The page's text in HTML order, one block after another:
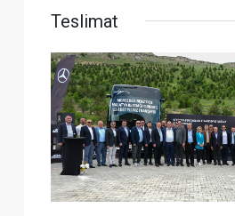
Teslimat